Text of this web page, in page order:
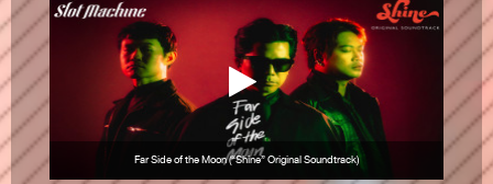
Far Side of the Moon (“Shine” Original Soundtrack)